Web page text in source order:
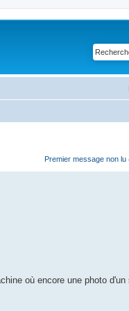
Premier message non lu
où encore une photo